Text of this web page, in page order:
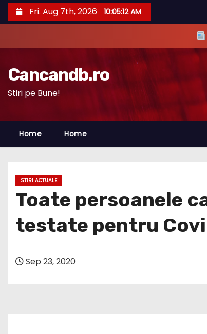
k
p
n
e
Fri. Aug 7th, 2026 10:05:14 AM
Cancandb.ro
Stiri pe Bune!
Home Home
STIRI ACTUALE
Toate persoanele
testate pentru
Sep 23, 2020